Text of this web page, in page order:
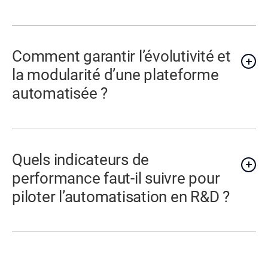
Comment garantir l’évolutivité et
la modularité d’une plateforme
automatisée ?
Quels indicateurs de
performance faut-il suivre pour
piloter l’automatisation en R&D ?